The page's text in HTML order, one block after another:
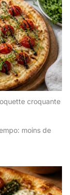
croquante
moins de